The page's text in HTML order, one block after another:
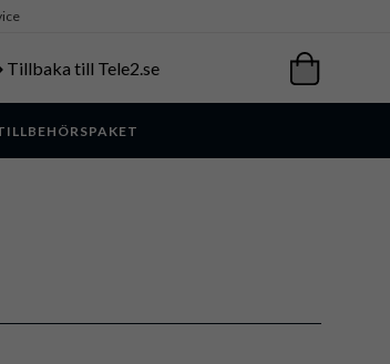
Tillbaka till Tele2.se